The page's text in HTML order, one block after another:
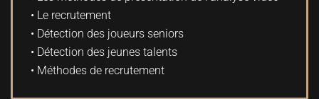
• Le recrutement
• Détection des joueurs seniors
• Détection des jeunes talents
• Méthodes de recrutement